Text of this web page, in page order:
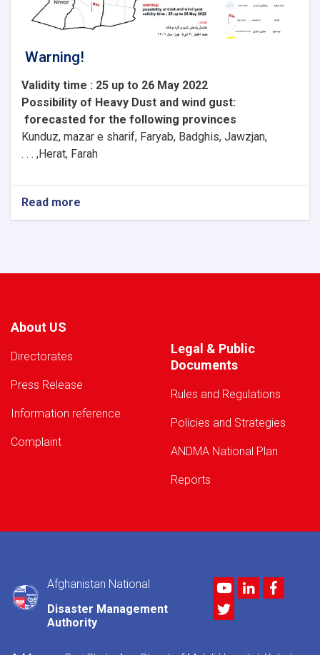
Warning!
Validity time : 25 up to 26 May 2022
:
Possibility of Heavy Dust and wind gust
forecasted for the following provinces
Kunduz, mazar e sharif, Faryab, Badghis, Jawzjan,
Herat, Farah, . . .
Read more
Warning!
About US
Directorates
Press Release
Information reference
Complaint
Legal & Public
Documents
Rules and Regulations
Policies and Strategies
ANDMA National Plan
Reports
Afghanistan National
Disaster Management
Authority
YoutubeLinkedIn
Twitter